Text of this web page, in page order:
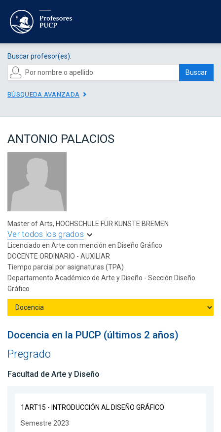
Buscar profesor(es):
Buscar
BÚSQUEDA AVANZADA
ANTONIO PALACIOS
Master of Arts, HOCHSCHULE FÜR KUNSTE BREMEN
Ver todos los grados
Licenciado en Arte con mención en Diseño Gráfico
DOCENTE ORDINARIO - AUXILIAR
Tiempo parcial por asignaturas (TPA)
Departamento Académico de Arte y Diseño - Sección Diseño
Gráfico
Docencia en la PUCP (últimos 2 años)
Pregrado
Facultad de Arte y Diseño
1ART15 - INTRODUCCIÓN AL DISEÑO GRÁFICO
Semestre 2023